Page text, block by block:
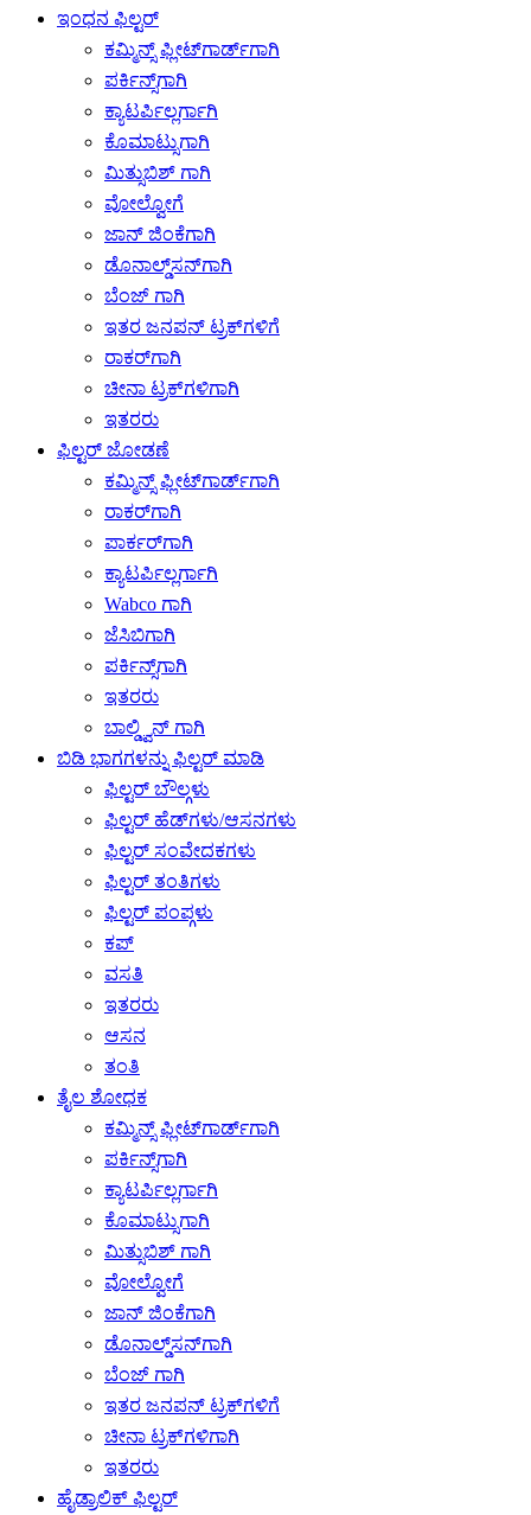
ಇಂಧನ ಫಿಲ್ಟರ್
ಕಮ್ಮಿನ್ಸ್ ಫ್ಲೀಟ್‌ಗಾರ್ಡ್‌ಗಾಗಿ
ಪರ್ಕಿನ್ಸ್‌ಗಾಗಿ
ಕ್ಯಾಟರ್ಪಿಲ್ಲರ್ಗಾಗಿ
ಕೊಮಾಟ್ಸುಗಾಗಿ
ಮಿತ್ಸುಬಿಶ್ ಗಾಗಿ
ವೋಲ್ವೋಗೆ
ಜಾನ್ ಜಿಂಕೆಗಾಗಿ
ಡೊನಾಲ್ಡ್‌ಸನ್‌ಗಾಗಿ
ಬೆಂಜ್ ಗಾಗಿ
ಇತರ ಜನಪನ್ ಟ್ರಕ್‌ಗಳಿಗೆ
ರಾಕರ್‌ಗಾಗಿ
ಚೀನಾ ಟ್ರಕ್‌ಗಳಿಗಾಗಿ
ಇತರರು
ಫಿಲ್ಟರ್ ಜೋಡಣೆ
ಕಮ್ಮಿನ್ಸ್ ಫ್ಲೀಟ್‌ಗಾರ್ಡ್‌ಗಾಗಿ
ರಾಕರ್‌ಗಾಗಿ
ಪಾರ್ಕರ್‌ಗಾಗಿ
ಕ್ಯಾಟರ್ಪಿಲ್ಲರ್ಗಾಗಿ
Wabco ಗಾಗಿ
ಜೆಸಿಬಿಗಾಗಿ
ಪರ್ಕಿನ್ಸ್‌ಗಾಗಿ
ಇತರರು
ಬಾಲ್ಡ್ವಿನ್ ಗಾಗಿ
ಬಿಡಿ ಭಾಗಗಳನ್ನು ಫಿಲ್ಟರ್ ಮಾಡಿ
ಫಿಲ್ಟರ್ ಬೌಲ್ಗಳು
ಫಿಲ್ಟರ್ ಹೆಡ್‌ಗಳು/ಆಸನಗಳು
ಫಿಲ್ಟರ್ ಸಂವೇದಕಗಳು
ಫಿಲ್ಟರ್ ತಂತಿಗಳು
ಫಿಲ್ಟರ್ ಪಂಪ್ಗಳು
ಕಪ್
ವಸತಿ
ಇತರರು
ಆಸನ
ತಂತಿ
ತೈಲ ಶೋಧಕ
ಕಮ್ಮಿನ್ಸ್ ಫ್ಲೀಟ್‌ಗಾರ್ಡ್‌ಗಾಗಿ
ಪರ್ಕಿನ್ಸ್‌ಗಾಗಿ
ಕ್ಯಾಟರ್ಪಿಲ್ಲರ್ಗಾಗಿ
ಕೊಮಾಟ್ಸುಗಾಗಿ
ಮಿತ್ಸುಬಿಶ್ ಗಾಗಿ
ವೋಲ್ವೋಗೆ
ಜಾನ್ ಜಿಂಕೆಗಾಗಿ
ಡೊನಾಲ್ಡ್‌ಸನ್‌ಗಾಗಿ
ಬೆಂಜ್ ಗಾಗಿ
ಇತರ ಜನಪನ್ ಟ್ರಕ್‌ಗಳಿಗೆ
ಚೀನಾ ಟ್ರಕ್‌ಗಳಿಗಾಗಿ
ಇತರರು
ಹೈಡ್ರಾಲಿಕ್ ಫಿಲ್ಟರ್